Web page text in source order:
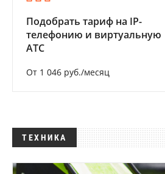
Подобрать тариф на IP-
телефонию и виртуальную
АТС
От 1 046 руб./месяц
ТЕХНИКА